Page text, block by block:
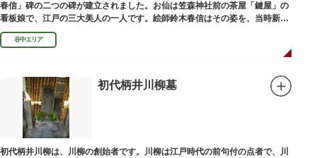
春信」碑の二つの碑が建立されました。お仙は笠森神社前の茶屋「鍵屋」の
看板娘で、江戸の三大美人の一人です。絵師鈴木春信はその姿を、当時新し
い絵画様式である多色刷り版画「錦絵」に描きました。
谷中エリア
初代柄井川柳墓
初代柄井川柳は、川柳の創始者です。川柳は江戸時代の前句付の点者で、川